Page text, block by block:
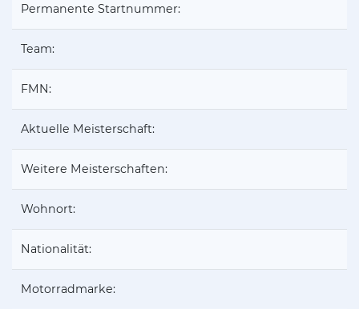
Permanente Startnummer:
Team:
FMN:
Aktuelle Meisterschaft:
Weitere Meisterschaften:
Wohnort:
Nationalität:
Motorradmarke: